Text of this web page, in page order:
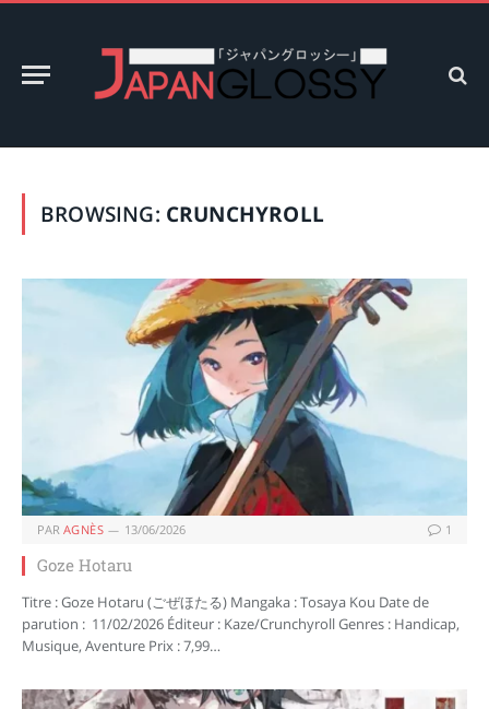
BROWSING: CRUNCHYROLL
PAR AGNÈS 13/06/2026 1
Goze Hotaru
Titre : Goze Hotaru (ごぜほたる) Mangaka : Tosaya Kou Date de
parution : 11/02/2026 Éditeur : Kaze/Crunchyroll Genres : Handicap,
Musique, Aventure Prix : 7,99…